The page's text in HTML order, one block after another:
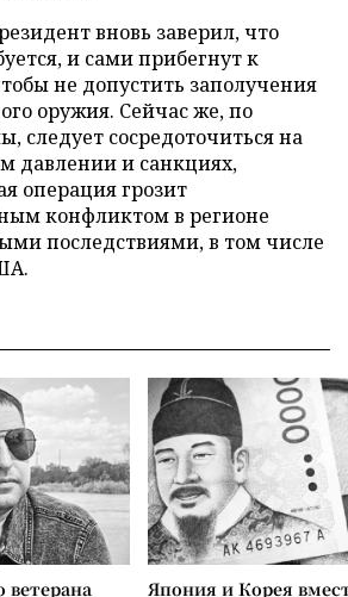
вновь заверил, что
и сами прибегнут к
не допустить заполучения
оружия. Сейчас же, по
следует сосредоточиться на
давлении и санкциях,
операция грозит
конфликтом в регионе
последствиями, в том числе
ветерана
Япония и Корея